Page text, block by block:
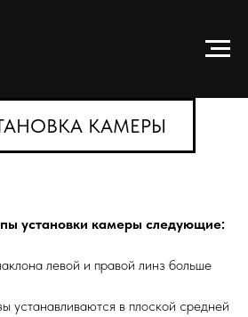
КАМЕРЫ
установки камеры следующие:
левой и правой линз больше
устанавливаются в плоской средней